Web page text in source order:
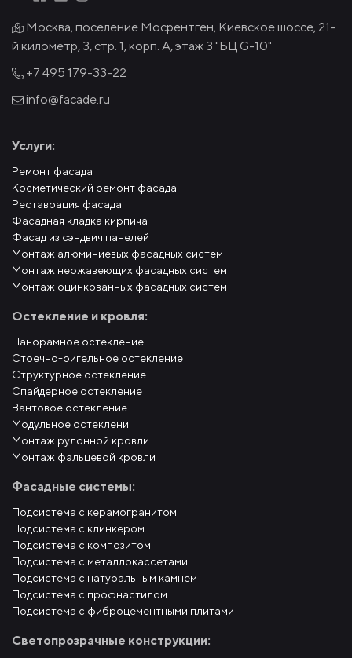
Москва, поселение Мосрентген, Киевское шоссе, 21-
й километр, 3, стр. 1, корп. А, этаж 3 "БЦ G-10"
+7 495 179-33-22
info@facade.ru
Услуги:
Ремонт фасада
Косметический ремонт фасада
Реставрация фасада
Фасадная кладка кирпича
Фасад из сэндвич панелей
Монтаж алюминиевых фасадных систем
Монтаж нержавеющих фасадных систем
Монтаж оцинкованных фасадных систем
Остекление и кровля:
Панорамное остекление
Стоечно-ригельное остекление
Структурное остекление
Спайдерное остекление
Вантовое остекление
Модульное остеклени
Монтаж рулонной кровли
Монтаж фальцевой кровли
Фасадные системы:
Подсистема с керамогранитом
Подсистема с клинкером
Подсистема с композитом
Подсистема с металлокассетами
Подсистема с натуральным камнем
Подсистема с профнастилом
Подсистема с фиброцементными плитами
Светопрозрачные конструкции: